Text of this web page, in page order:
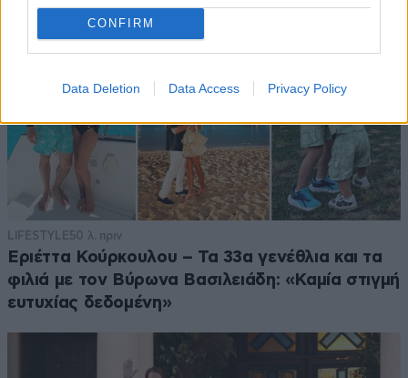
CONFIRM
Data Deletion Data Access Privacy Policy
LIFESTYLE50 λ. πριν
Εριέττα Κούρκουλου – Τα 33α γενέθλια και τα
φιλιά με τον Βύρωνα Βασιλειάδη: «Καμία στιγμή
ευτυχίας δεδομένη»